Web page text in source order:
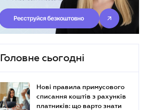
Головне сьогодні
Нові правила примусового
списання коштів з рахунків
платників: що варто знати